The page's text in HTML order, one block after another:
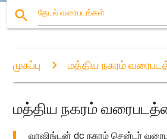
search தேடல் வரைபடங்கள்
முகப்பு மத்திய நகரம்
மத்திய நகரம்
வாஷிங்டன் dc நகரம் சென்டர்